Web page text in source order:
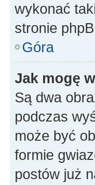
wykonać
stronie
Góra
Jak mogę
Są dwa
podczas
może być
formie
postów już